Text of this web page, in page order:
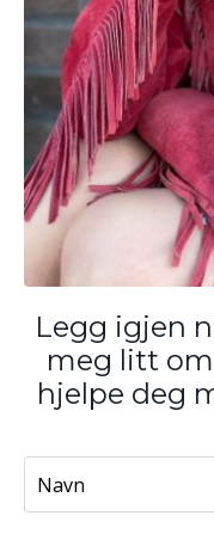
Legg igjen
meg litt
hjelpe deg